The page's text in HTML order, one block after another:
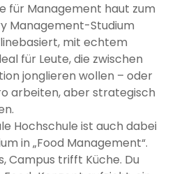
für Management haut zum
Management-Studium
mit echtem
für Leute, die zwischen
jonglieren wollen – oder
arbeiten, aber strategisch
Hochschule ist auch dabei
in „Food Management“.
Campus trifft Küche. Du